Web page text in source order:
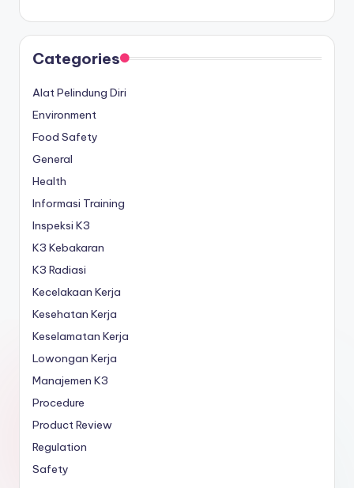
Categories
Alat Pelindung Diri
Environment
Food Safety
General
Health
Informasi Training
Inspeksi K3
K3 Kebakaran
K3 Radiasi
Kecelakaan Kerja
Kesehatan Kerja
Keselamatan Kerja
Lowongan Kerja
Manajemen K3
Procedure
Product Review
Regulation
Safety